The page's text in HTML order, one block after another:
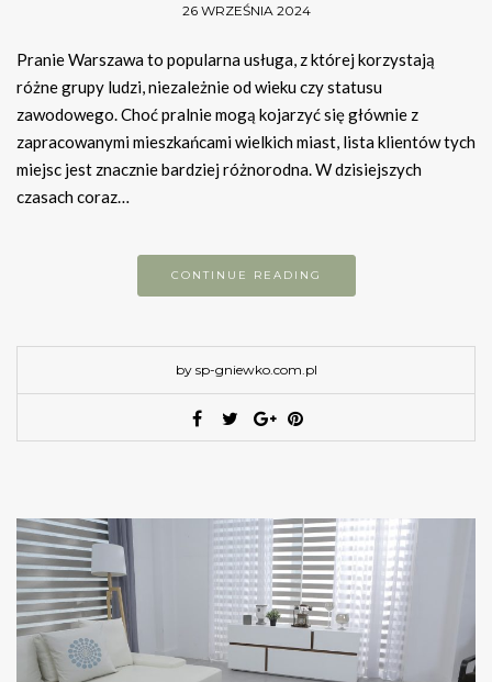
26 WRZEŚNIA 2024
Pranie Warszawa to popularna usługa, z której korzystają
różne grupy ludzi, niezależnie od wieku czy statusu
zawodowego. Choć pralnie mogą kojarzyć się głównie z
zapracowanymi mieszkańcami wielkich miast, lista klientów tych
miejsc jest znacznie bardziej różnorodna. W dzisiejszych
czasach coraz…
CONTINUE READING
by sp-gniewko.com.pl